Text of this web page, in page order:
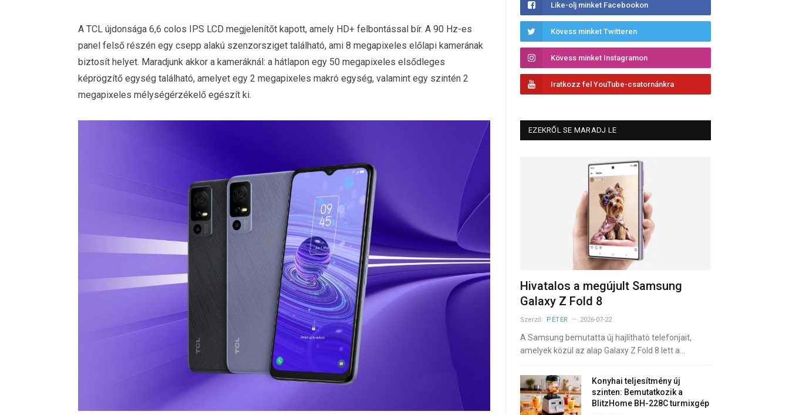
A TCL újdonsága 6,6 colos IPS LCD megjelenítőt kapott, amely HD+ felbontással bír. A 90 Hz-es
panel felső részén egy csepp alakú szenzorsziget található, ami 8 megapixeles előlapi kamerának
biztosít helyet. Maradjunk akkor a kameráknál: a hátlapon egy 50 megapixeles elsődleges
képrögzítő egység található, amelyet egy 2 megapixeles makró egység, valamint egy szintén 2
megapixeles mélységérzékelő egészít ki.
Like-olj minket Facebookon
Kövess minket Twitteren
Kövess minket Instagramon
Iratkozz fel YouTube-csatornánkra
EZEKRŐL SE MARADJ LE
Hivatalos a megújult Samsung
Galaxy Z Fold 8
Szerző: PÉTER 2026-07-22
A Samsung bemutatta új hajlítható telefonjait,
amelyek közül az alap Galaxy Z Fold 8 lett a…
Konyhai teljesítmény új
szinten: Bemutatkozik a
BlitzHome BH-228C turmixgép